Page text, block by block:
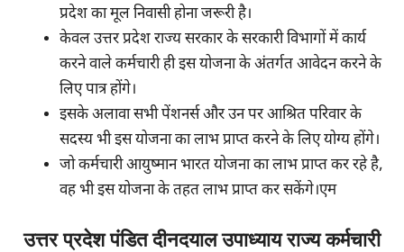
प्रदेश का मूल निवासी होना जरूरी है।
केवल उत्तर प्रदेश राज्य सरकार के सरकारी विभागों में कार्य
करने वाले कर्मचारी ही इस योजना के अंतर्गत आवेदन करने के
लिए पात्र होंगे।
इसके अलावा सभी पेंशनर्स और उन पर आश्रित परिवार के
सदस्य भी इस योजना का लाभ प्राप्त करने के लिए योग्य होंगे।
जो कर्मचारी आयुष्मान भारत योजना का लाभ प्राप्त कर रहे है,
वह भी इस योजना के तहत लाभ प्राप्त कर सकेंगे।एम
उत्तर प्रदेश पंडित दीनदयाल उपाध्याय राज्य कर्मचारी